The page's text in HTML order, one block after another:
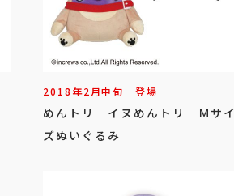
2018年2月中旬 登場
めんトリ イヌめんトリ Ｍサイ
ズぬいぐるみ